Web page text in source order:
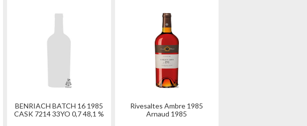
BENRIACH BATCH 16 1985
CASK 7214 33YO 0,7 48,1 %
Rivesaltes Ambre 1985
Arnaud 1985